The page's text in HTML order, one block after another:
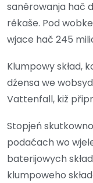
saněrowanja hač
rěkaše. Pod
wjace hač 245
Klumpowy skład,
dźensa we
Vattenfall, kiž
Stopjeń
podaćach wo
baterijowych
klumpoweho